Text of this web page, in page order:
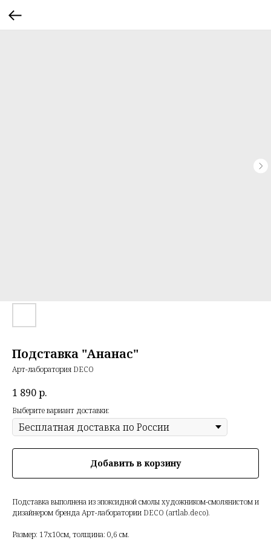
Подставка "Ананас"
Арт-лаборатория DECO
1 890р.
Выберите вариант доставки:
Добавить в корзину
Подставка выполнена из эпоксидной смолы художником-смолянистом и
дизайнером бренда Арт-лаборатории DECO (artlab.deco).
Размер: 17х10см, толщина: 0,6 см.